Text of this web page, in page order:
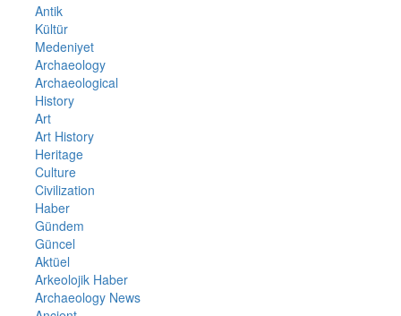
Antik
Kültür
Medeniyet
Archaeology
Archaeological
History
Art
Art History
Heritage
Culture
Civilization
Haber
Gündem
Güncel
Aktüel
Arkeolojik Haber
Archaeology News